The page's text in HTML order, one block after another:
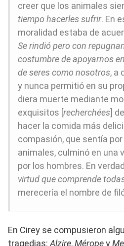
creer que los animales
tiempo hacerles sufrir. En
moralidad estaba de
Se rindió pero con
costumbre de apoyarnos
de seres como nosotros, a
y nunca permitió en su
diera muerte mediante
exquisitos [recherchées]
hacer la comida más
compasión, que sentía
animales, culminó en una
por los hombres. En
virtud que comprende
merecería el nombre de
En Cirey se compusieron
tragedias: Alzire,Méropey